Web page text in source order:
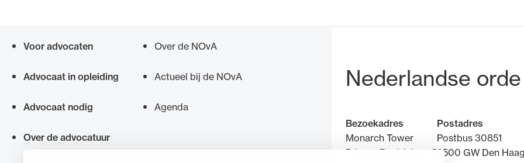
Voor advocaten
Advocaat in opleiding
Advocaat nodig
Over de advocatuur
Over de NOvA
Actueel bij de NOvA
Agenda
Bezoek- en
Nederlandse
Bezoekadres
Monarch Tower
Prinses Beatrixlaan 5
Postadres
Postbus 30851
2500 GW Den Haag